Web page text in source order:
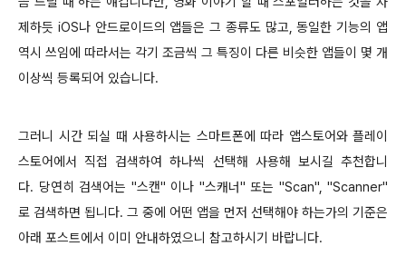
제하듯 iOS나 안드로이드의 앱들은 그 종류도 많고, 동일한 기능의 앱
역시 쓰임에 따라서는 각기 조금씩 그 특징이 다른 비슷한 앱들이 몇 개
이상씩 등록되어 있습니다.
그러니 시간 되실 때 사용하시는 스마트폰에 따라 앱스토어와 플레이
스토어에서 직접 검색하여 하나씩 선택해 사용해 보시길 추천합니
다. 당연히 검색어는 "스캔" 이나 "스캐너" 또는 "Scan", "Scanner"
로 검색하면 됩니다. 그 중에 어떤 앱을 먼저 선택해야 하는가의 기준은
아래 포스트에서 이미 안내하였으니 참고하시기 바랍니다.